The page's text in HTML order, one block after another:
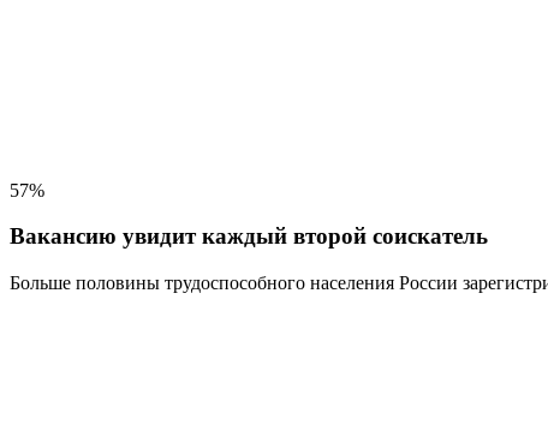
57%
Вакансию увидит каждый второй соискатель
Больше половины трудоспособного населения России